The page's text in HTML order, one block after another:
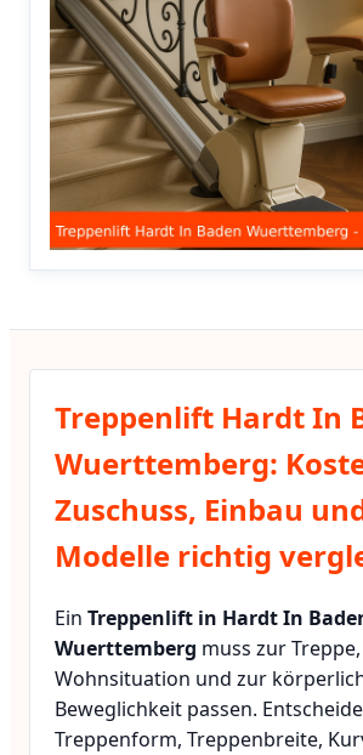
Treppenlift Hardt In
Wuerttemberg:
Zuschuss, Einbau
Modelle richtig
Ein Treppenlift in Hardt In
Wuerttemberg muss zur
Wohnsituation und zur
Beweglichkeit passen.
Treppenform, Treppenbreite,